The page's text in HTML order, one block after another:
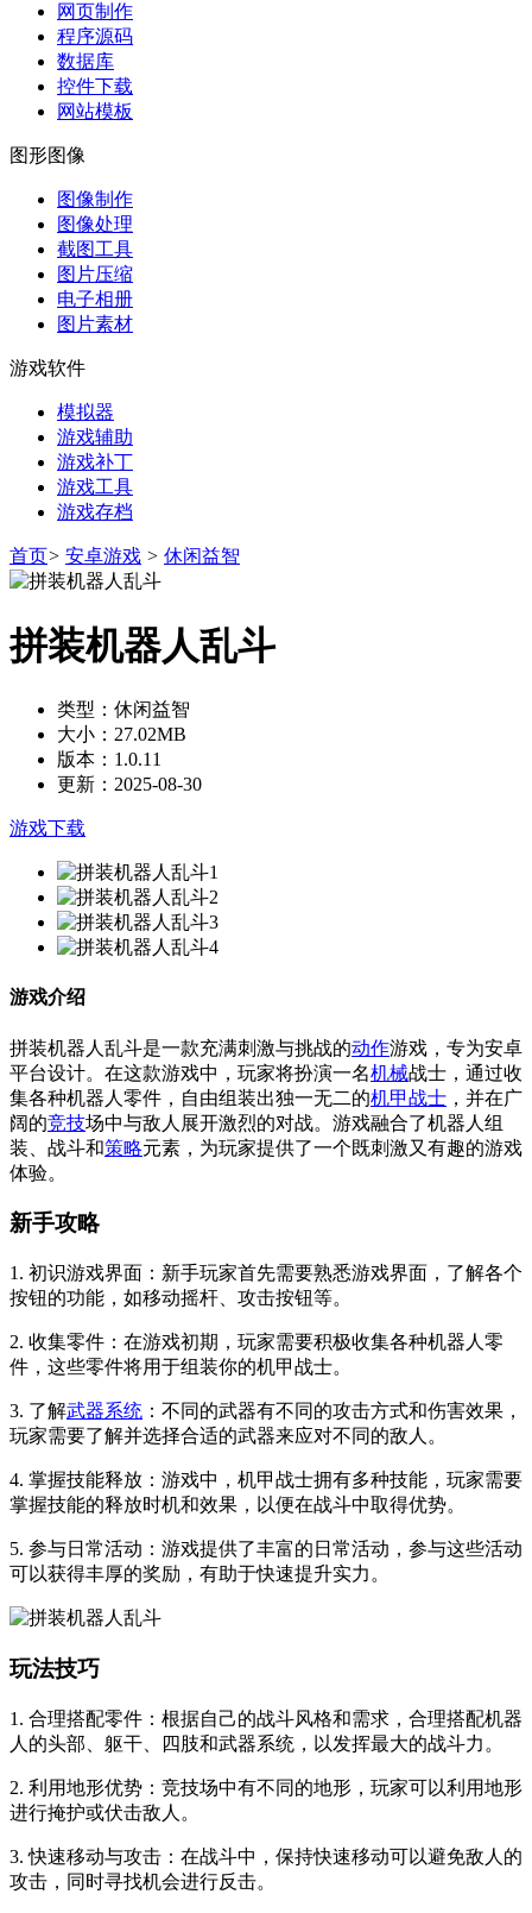
网页制作
程序源码
数据库
控件下载
网站模板
图形图像
图像制作
图像处理
截图工具
图片压缩
电子相册
图片素材
游戏软件
模拟器
游戏辅助
游戏补丁
游戏工具
游戏存档
首页> 安卓游戏 > 休闲益智
拼装机器人乱斗
类型：休闲益智
大小：27.02MB
版本：1.0.11
更新：2025-08-30
游戏下载
游戏介绍
拼装机器人乱斗是一款充满刺激与挑战的动作游戏，专为安卓
平台设计。在这款游戏中，玩家将扮演一名机械战士，通过收
集各种机器人零件，自由组装出独一无二的机甲战士 ，并在广
阔的竞技场中与敌人展开激烈的对战。游戏融合了机器人组
装、战斗和策略元素，为玩家提供了一个既刺激又有趣的游戏
体验。
新手攻略
1. 初识游戏界面：新手玩家首先需要熟悉游戏界面，了解各个
按钮的功能，如移动摇杆、攻击按钮等。
2. 收集零件：在游戏初期，玩家需要积极收集各种机器人零
件，这些零件将用于组装你的机甲战士。
3. 了解武器系统 ：不同的武器有不同的攻击方式和伤害效果，
玩家需要了解并选择合适的武器来应对不同的敌人。
4. 掌握技能释放：游戏中，机甲战士拥有多种技能，玩家需要
掌握技能的释放时机和效果，以便在战斗中取得优势。
5. 参与日常活动：游戏提供了丰富的日常活动，参与这些活动
可以获得丰厚的奖励，有助于快速提升实力。
玩法技巧
1. 合理搭配零件：根据自己的战斗风格和需求，合理搭配机器
人的头部、躯干、四肢和武器系统，以发挥最大的战斗力。
2. 利用地形优势：竞技场中有不同的地形，玩家可以利用地形
进行掩护或伏击敌人。
3. 快速移动与攻击：在战斗中，保持快速移动可以避免敌人的
攻击，同时寻找机会进行反击。